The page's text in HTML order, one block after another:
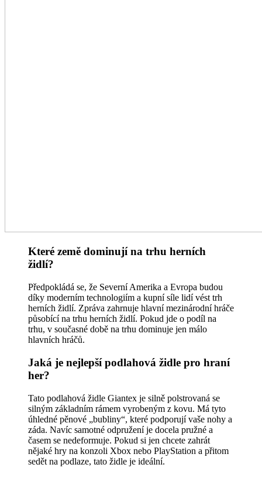
Které země dominují na trhu herních
židlí?
Předpokládá se, že Severní Amerika a Evropa budou
díky moderním technologiím a kupní síle lidí vést trh
herních židlí. Zpráva zahrnuje hlavní mezinárodní hráče
působící na trhu herních židlí. Pokud jde o podíl na
trhu, v současné době na trhu dominuje jen málo
hlavních hráčů.
Jaká je nejlepší podlahová židle pro hraní
her?
Tato podlahová židle Giantex je silně polstrovaná se
silným základním rámem vyrobeným z kovu. Má tyto
úhledné pěnové „bubliny“, které podporují vaše nohy a
záda. Navíc samotné odpružení je docela pružné a
časem se nedeformuje. Pokud si jen chcete zahrát
nějaké hry na konzoli Xbox nebo PlayStation a přitom
sedět na podlaze, tato židle je ideální.